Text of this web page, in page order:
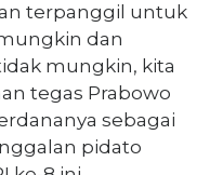
terpanggil untuk
dan
mungkin, kita
tegas Prabowo
sebagai
pidato